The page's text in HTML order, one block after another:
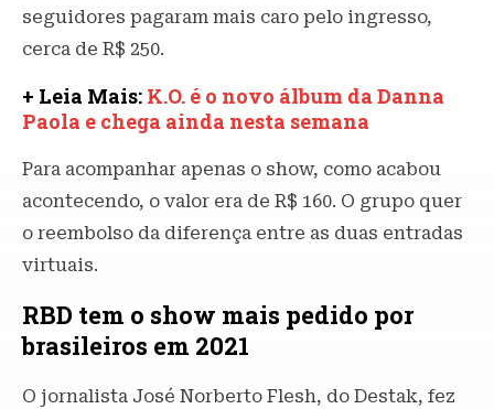
seguidores pagaram mais caro pelo ingresso,
cerca de R$ 250.
+ Leia Mais: K.O. é o novo álbum da Danna
Paola e chega ainda nesta semana
Para acompanhar apenas o show, como acabou
acontecendo, o valor era de R$ 160. O grupo quer
o reembolso da diferença entre as duas entradas
virtuais.
RBD tem o show mais pedido por
brasileiros em 2021
O jornalista José Norberto Flesh, do Destak, fez